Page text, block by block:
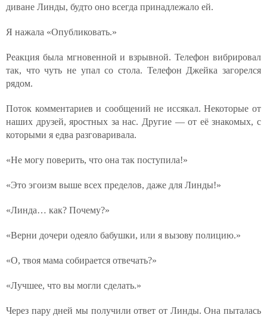
диване Линды, будто оно всегда принадлежало ей.
Я нажала «Опубликовать.»
Реакция была мгновенной и взрывной. Телефон вибрировал
так, что чуть не упал со стола. Телефон Джейка загорелся
рядом.
Поток комментариев и сообщений не иссякал. Некоторые от
наших друзей, яростных за нас. Другие — от её знакомых, с
которыми я едва разговаривала.
«Не могу поверить, что она так поступила!»
«Это эгоизм выше всех пределов, даже для Линды!»
«Линда… как? Почему?»
«Верни дочери одеяло бабушки, или я вызову полицию.»
«О, твоя мама собирается отвечать?»
«Лучшее, что вы могли сделать.»
Через пару дней мы получили ответ от Линды. Она пыталась